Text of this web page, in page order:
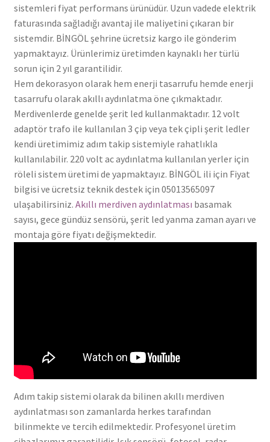
sistemleri fiyat performans ürünüdür. Uzun vadede elektrik
faturasında sağladığı avantaj ile maliyetini çıkaran bir
sistemdir. BİNGÖL şehrine ücretsiz kargo ile gönderim
yapmaktayız. Ürünlerimiz üretimden kaynaklı her türlü
sorun için 2 yıl garantilidir.
Hem dekorasyon olarak hem enerji tasarrufu hemde enerji
tasarrufu olarak akıllı aydınlatma öne çıkmaktadır.
Merdivenlerde genelde şerit led kullanmaktadır. 12 volt
adaptör trafo ile kullanılan 3 çip veya tek çipli şerit ledler
kendi üretimimiz adım takip sistemiyle rahatlıkla
kullanılabilir. 220 volt ac aydınlatma kullanılan yerler için
röleli sistem üretimi de yapmaktayız. BİNGÖL ili için Fiyat
bilgisi ve ücretsiz teknik destek için 05013565097
ulaşabilirsiniz. Akıllı merdiven aydınlatması basamak
sayısı, gece gündüz sensörü, şerit led yanma zaman ayarı ve
montaja göre fiyatı değişmektedir.
Adım takip sistemi olarak da bilinen akıllı merdiven
aydınlatması son zamanlarda herkes tarafından
bilinmekte ve tercih edilmektedir. Profesyonel üretim